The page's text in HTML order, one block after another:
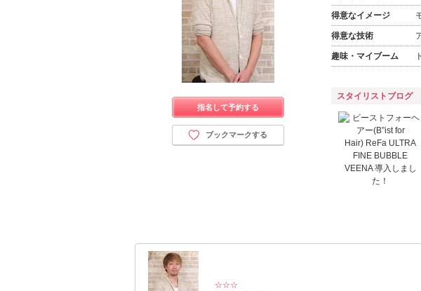
指名して予約する
ブックマークする
得意なイメージ
得意な技術
趣味・マイブーム
スタイリストブログ
☆☆☆